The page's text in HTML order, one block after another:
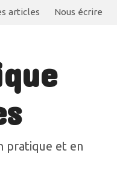
articles Nous écrire
pratique et en